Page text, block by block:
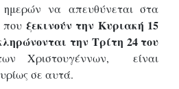
να απευθύνεται στα
που ξεκινούν την Κυριακή 15
την Τρίτη 24 του
Χριστουγέννων, είναι
σε αυτά.